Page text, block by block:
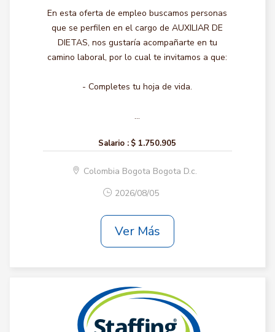
En esta oferta de empleo buscamos personas
que se perfilen en el cargo de AUXILIAR DE
DIETAS, nos gustaría acompañarte en tu
camino laboral, por lo cual te invitamos a que:
- Completes tu hoja de vida.
...
Salario : $ 1.750.905
Colombia Bogota Bogota D.c.
2026/08/05
Ver Más